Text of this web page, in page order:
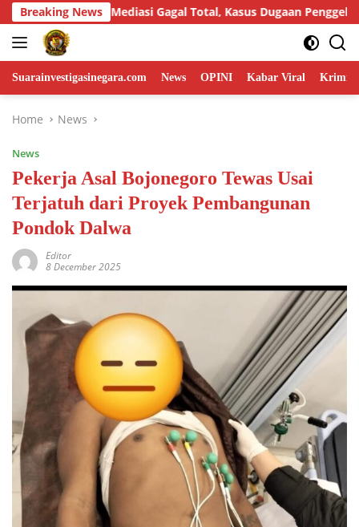
Skip
to
content
Breaking News
Dugaan Penggelapan Honda HR-V Rp130 Juta yang Libatkan
Suarainvestigasinegara.com News OPINI Kabar Viral
Home News
News
Pekerja Asal Bojonegoro Tewas Usai
Terjatuh dari Proyek Pembangunan
Pondok Dalwa
Editor
8 December 2025